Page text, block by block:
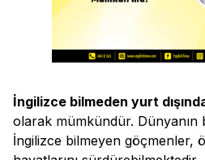
İngilizce bilmeden yurt
olarak mümkündür. Dünyanın
İngilizce bilmeyen göçmenler,